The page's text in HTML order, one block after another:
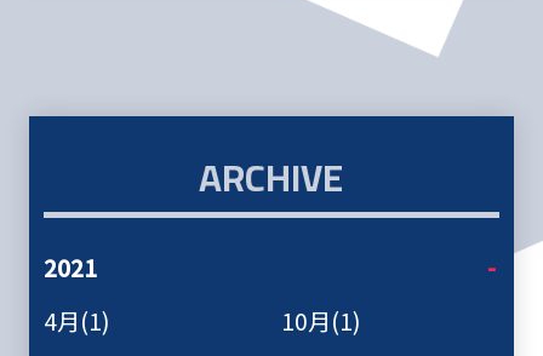
ARCHIVE
2021
4月(1)
10月(1)